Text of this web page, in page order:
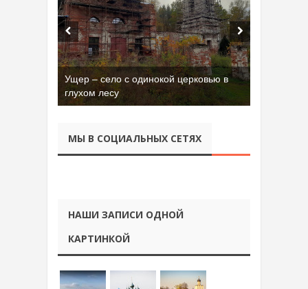
Ущер – село с одинокой церковью в
глухом лесу
Бывшая танковая часть имени Сухэ-
Батора во Владимире
МЫ В СОЦИАЛЬНЫХ СЕТЯХ
НАШИ ЗАПИСИ ОДНОЙ
КАРТИНКОЙ